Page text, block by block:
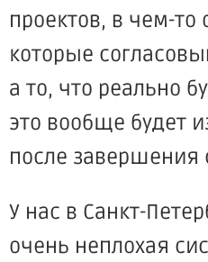
проектов, в чем-то
которые
а то, что реально
это вообще будет
после завершения
У нас в Санкт-
очень неплохая